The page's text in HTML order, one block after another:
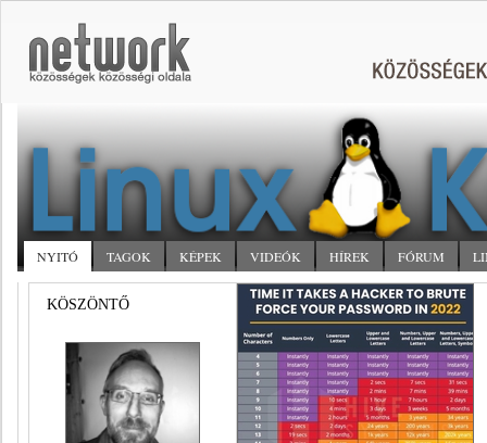
NYITÓ TAGOK KÉPEK VIDEÓK HÍREK FÓRUM
KÖSZÖNTŐ